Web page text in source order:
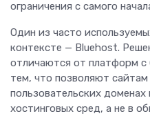
ограничения с самого
Один из часто
контексте — Bluehost.
отличаются от платформ
тем, что позволяют сайтам
пользовательских
хостинговых сред, а не в